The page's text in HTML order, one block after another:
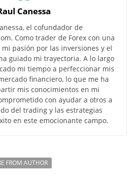
Canessa
el cofundador de
Como trader de Forex con una
pasión por las inversiones y el
guiado mi trayectoria. A lo largo
mi tiempo a perfeccionar mis
financiero, lo que me ha
mis conocimientos en mi
con ayudar a otros a
del trading y las estrategias
en este emocionante campo.
FROM AUTHOR